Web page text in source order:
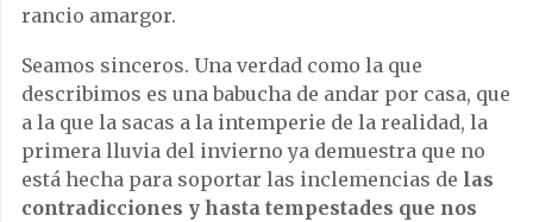
rancio amargor.
Seamos sinceros. Una verdad como la que
describimos es una babucha de andar por casa, que
a la que la sacas a la intemperie de la realidad, la
primera lluvia del invierno ya demuestra que no
está hecha para soportar las inclemencias de las
contradicciones y hasta tempestades que nos